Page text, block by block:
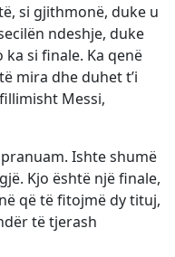
si gjithmonë, duke u
ndeshje, duke
si finale. Ka qenë
mira dhe duhet t’i
Messi,
Ishte shumë
Kjo është një finale,
që të fitojmë dy tituj,
të tjerash